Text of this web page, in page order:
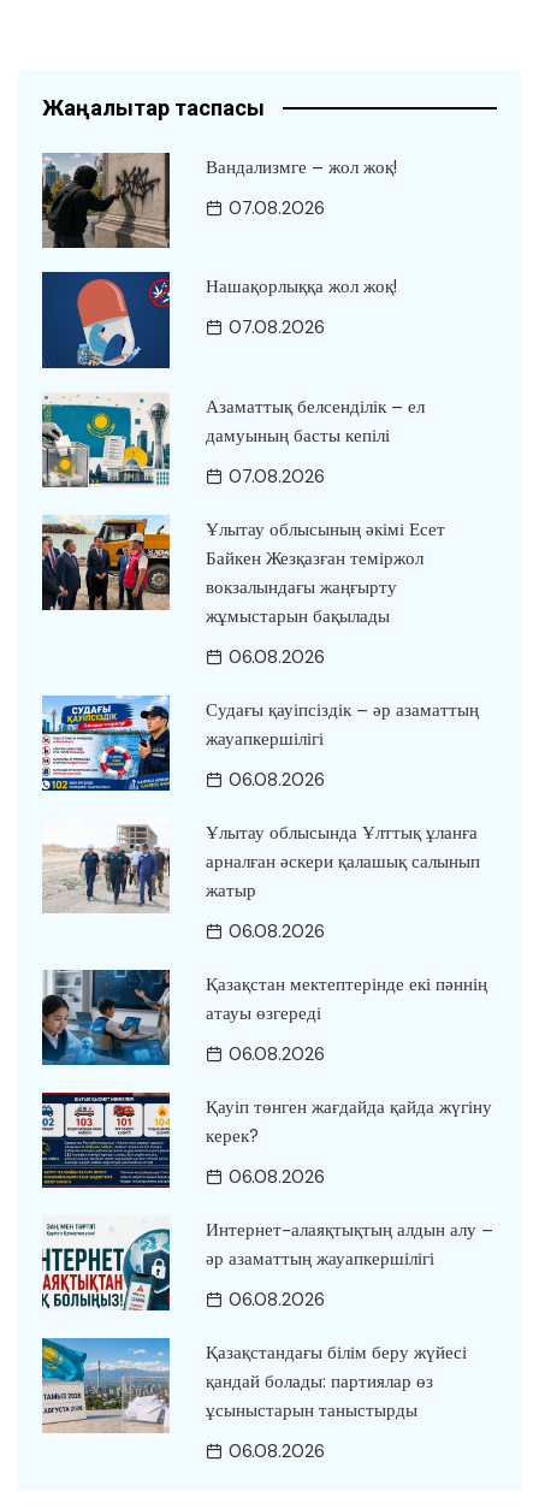
Жаңалықтар таспасы
Вандализмге – жол жоқ!
07.08.2026
Нашақорлыққа жол жоқ!
07.08.2026
Азаматтық белсенділік – ел
дамуының басты кепілі
07.08.2026
Ұлытау облысының әкімі Есет
Байкен Жезқазған теміржол
вокзалындағы жаңғырту
жұмыстарын бақылады
06.08.2026
Судағы қауіпсіздік – әр азаматтың
жауапкершілігі
06.08.2026
Ұлытау облысында Ұлттық ұланға
арналған әскери қалашық салынып
жатыр
06.08.2026
Қазақстан мектептерінде екі пәннің
атауы өзгереді
06.08.2026
Қауіп төнген жағдайда қайда жүгіну
керек?
06.08.2026
Интернет-алаяқтықтың алдын алу –
әр азаматтың жауапкершілігі
06.08.2026
Қазақстандағы білім беру жүйесі
қандай болады: партиялар өз
ұсыныстарын таныстырды
06.08.2026